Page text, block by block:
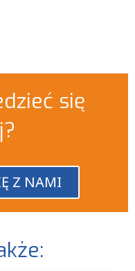
się
Z NAMI